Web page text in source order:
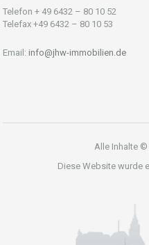
Telefon + 49 6432 – 80 10 52
Telefax +49 6432 – 80 10 53
Email: info@jhw-immobilien.de
Alle Inhalte
Diese Website wurde